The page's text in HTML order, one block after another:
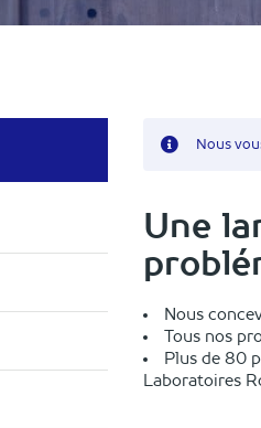
Nous
Une
Nous
Tous nos
Plus de 80
Laboratoires